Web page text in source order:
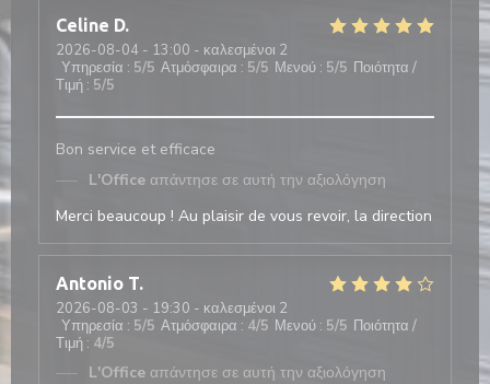
Celine D
2026-08-04 - 13:00 - καλεσμένοι 2
Υπηρεσία : 5/5 Ατμόσφαιρα : 5/5 Μενού : 5/5 Ποιότητα /
Τιμή : 5/5
Bon service et efficace
L'Office απάντησε σε αυτή την αξιολόγηση
Merci beaucoup ! Au plaisir de vous revoir, la direction
Antonio T
2026-08-03 - 19:30 - καλεσμένοι 2
Υπηρεσία : 5/5 Ατμόσφαιρα : 4/5 Μενού : 5/5 Ποιότητα /
Τιμή : 4/5
L'Office απάντησε σε αυτή την αξιολόγηση